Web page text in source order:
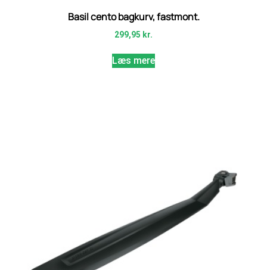
Basil cento bagkurv, fastmont.
299,95 kr.
Læs mere